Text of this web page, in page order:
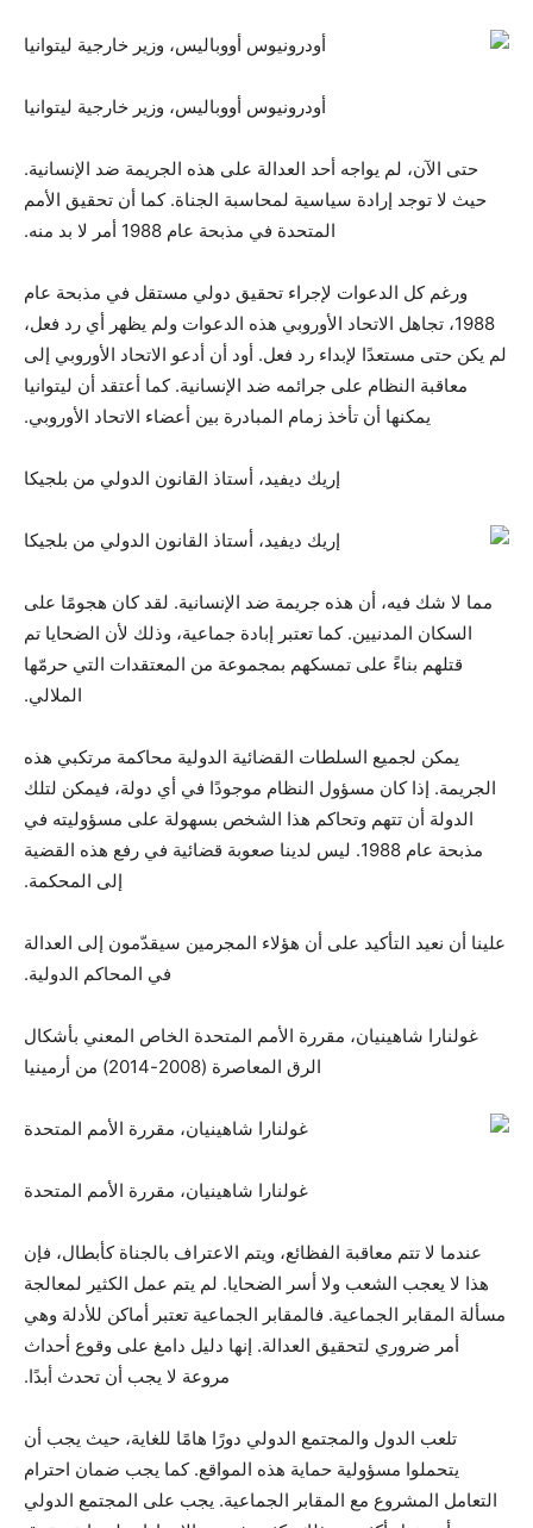
أودرونيوس أووباليس، وزير خارجية ليتوانيا
حتى الآن، لم يواجه أحد العدالة على هذه الجريمة ضد الإنسانية.
حيث لا توجد إرادة سياسية لمحاسبة الجناة. كما أن تحقيق الأمم
المتحدة في مذبحة عام 1988 أمر لا بد منه.
ورغم كل الدعوات لإجراء تحقيق دولي مستقل في مذبحة عام
1988، تجاهل الاتحاد الأوروبي هذه الدعوات ولم يظهر أي رد فعل،
لم يكن حتى مستعدًا لإبداء رد فعل. أود أن أدعو الاتحاد الأوروبي إلى
معاقبة النظام على جرائمه ضد الإنسانية. كما أعتقد أن ليتوانيا
يمكنها أن تأخذ زمام المبادرة بين أعضاء الاتحاد الأوروبي.
إريك ديفيد، أستاذ القانون الدولي من بلجيكا
مما لا شك فيه، أن هذه جريمة ضد الإنسانية. لقد كان هجومًا على
السكان المدنيين. كما تعتبر إبادة جماعية، وذلك لأن الضحايا تم
قتلهم بناءً على تمسكهم بمجموعة من المعتقدات التي حرمّها
الملالي.
يمكن لجميع السلطات القضائية الدولية محاكمة مرتكبي هذه
الجريمة. إذا كان مسؤول النظام موجودًا في أي دولة، فيمكن لتلك
الدولة أن تتهم وتحاكم هذا الشخص بسهولة على مسؤوليته في
مذبحة عام 1988. ليس لدينا صعوبة قضائية في رفع هذه القضية
إلى المحكمة.
علينا أن نعيد التأكيد على أن هؤلاء المجرمين سيقدّمون إلى العدالة
في المحاكم الدولية.
غولنارا شاهينيان، مقررة الأمم المتحدة الخاص المعني بأشكال
الرق المعاصرة (2008-2014) من أرمينيا
غولنارا شاهينيان، مقررة الأمم المتحدة
عندما لا تتم معاقبة الفظائع، ويتم الاعتراف بالجناة كأبطال، فإن
هذا لا يعجب الشعب ولا أسر الضحايا. لم يتم عمل الكثير لمعالجة
مسألة المقابر الجماعية. فالمقابر الجماعية تعتبر أماكن للأدلة وهي
أمر ضروري لتحقيق العدالة. إنها دليل دامغ على وقوع أحداث
مروعة لا يجب أن تحدث أبدًا.
تلعب الدول والمجتمع الدولي دورًا هامًا للغاية، حيث يجب أن
يتحملوا مسؤولية حماية هذه المواقع. كما يجب ضمان احترام
التعامل المشروع مع المقابر الجماعية. يجب على المجتمع الدولي